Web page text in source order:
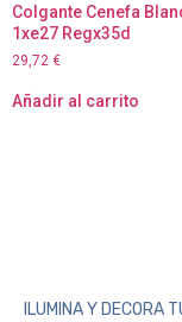
Colgante Cenefa
1xe27 Regx35d
29,72 €
Añadir al carrito
ILUMINA Y DECORA